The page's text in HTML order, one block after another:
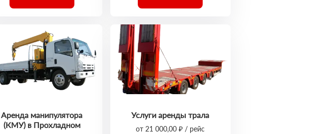
Аренда манипулятора
(КМУ) в Прохладном
Услуги аренды трала
от 21 000,00 ₽ / рейс